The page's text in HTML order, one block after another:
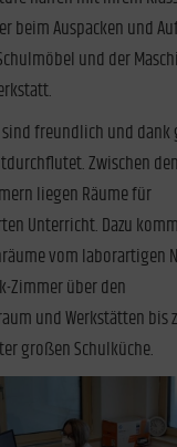
beim Auspacken und
und der
sind freundlich und
Zwischen den
liegen Räume für
Unterricht. Dazu
vom laborartigen
Zimmer über den
und Werkstätten bis
großen Schulküche.